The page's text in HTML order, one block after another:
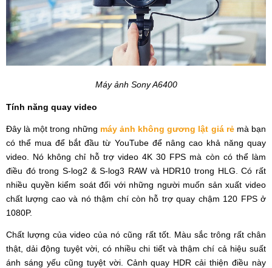
Máy ảnh Sony A6400
Tính năng quay video
Đây là một trong những máy ảnh không gương lật giá rẻmà bạn
có thể mua để bắt đầu từ YouTube để nâng cao khả năng quay
video. Nó không chỉ hỗ trợ video 4K 30 FPS mà còn có thể làm
điều đó trong S-log2 & S-log3 RAW và HDR10 trong HLG. Có rất
nhiều quyền kiểm soát đối với những người muốn sản xuất video
chất lượng cao và nó thậm chí còn hỗ trợ quay chậm 120 FPS ở
1080P.
Chất lượng của video của nó cũng rất tốt. Màu sắc trông rất chân
thật, dải động tuyệt vời, có nhiều chi tiết và thậm chí cả hiệu suất
ánh sáng yếu cũng tuyệt vời. Cảnh quay HDR cải thiện điều này